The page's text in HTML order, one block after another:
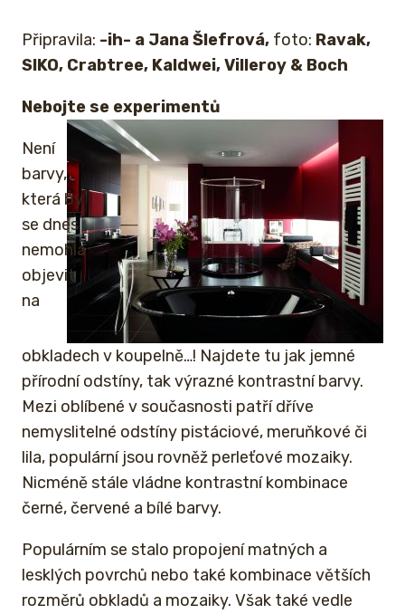
Připravila: -ih- a Jana Šlefrová, foto: Ravak,
SIKO, Crabtree, Kaldwei, Villeroy & Boch
Nebojte se experimentů
Není
barvy,
která by
se dnes
nemohla
objevit
na
obkladech v koupelně…! Najdete tu jak jemné
přírodní odstíny, tak výrazné kontrastní barvy.
Mezi oblíbené v současnosti patří dříve
nemyslitelné odstíny pistáciové, meruňkové či
lila, populární jsou rovněž perleťové mozaiky.
Nicméně stále vládne kontrastní kombinace
černé, červené a bílé barvy.
Populárním se stalo propojení matných a
lesklých povrchů nebo také kombinace větších
rozměrů obkladů a mozaiky. Však také vedle